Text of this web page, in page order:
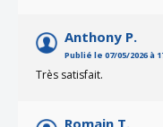
Anthony P.
Publié le 07/05/2026 à
Très satisfait.
Romain T.